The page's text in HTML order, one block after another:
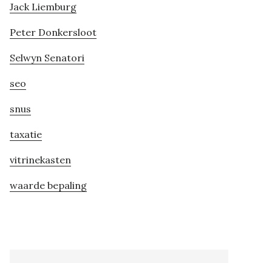
Jack Liemburg
Peter Donkersloot
Selwyn Senatori
seo
snus
taxatie
vitrinekasten
waarde bepaling